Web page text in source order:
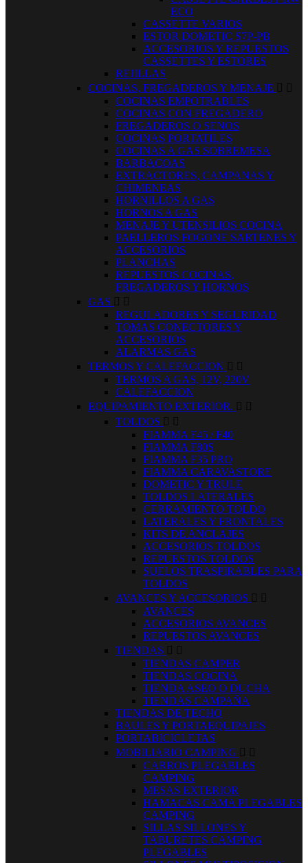
ECO
CASSETTE VARIOS
ESTOR DOMETIC S7P-PB
ACCESORIOS Y REPUESTOS
CASSETTES Y ESTORES
REJILLAS
COCINAS, FREGADEROS Y MENAJE  
COCINAS EMPOTRABLES
COCINAS CON FREGADERO
FREGADEROS O SENOS
COCINAS PORTATILES
COCINAS A GAS SOBREMESA
BARBACOAS
EXTRACTORES, CAMPANAS Y
CHIMENEAS
HORNILLOS A GAS
HORNOS A GAS
MENAJE Y UTENSILIOS COCINA
PAELLEROS FOGONE SARTENES Y
ACCESORIOS
PLANCHAS
REPUESTOS COCINAS,
FREGADEROS Y HORNOS
GAS  
REGULADORES Y SEGURIDAD
TOMAS CONECTORES Y
ACCESORIOS
ALARMAS GAS
TERMOS Y CALEFACCION  
TERMOS A GAS, 12V, 220V
CALEFACCION
EQUIPAMIENTO EXTERIOR.  
TOLDOS  
FIAMMA F45 / F40
FIAMMA F80S
FIAMMA F35 PRO
FIAMMA CARAVASTORE
DOMETIC Y TRULE
TOLDOS LATERALES
CERRAMIENTO TOLDO
LATERALES Y FRONTALES
KITS DE ANCLAJES
ACCESORIOS TOLDOS
REPUESTOS TOLDOS
SUELOS TRASPIRABLES PARA
TOLDOS
AVANCES Y ACCESORIOS  
AVANCES
ACCESORIOS AVANCES
REPUESTOS AVANCES
TIENDAS  
TIENDAS CAMPER
TIENDAS COCINA
TIENDA ASEO O DUCHA
TIENDAS CAMPAÑA
TIENDAS DE TECHO
BAULES Y PORTAEQUIPAJES
PORTABICICLETAS
MOBILIARIO CAMPING  
CARROS PLEGABLES
CAMPING
MESAS EXTERIOR
HAMACAS CAMA PLEGABLES
CAMPING
SILLAS SILLONES Y
TABURETES CAMPING
PLEGABLES